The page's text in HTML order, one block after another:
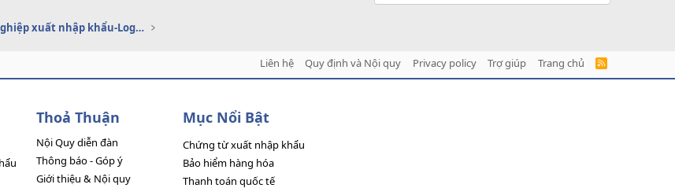
Dịch vụ doanh nghiệp xuất nhập khẩu-Logistics
Liên hệ Quy định và Nội quy Privacy policy Trợ giúp Trang chủ
R
Thoả Thuận
Nội Quy diễn đàn
Thông báo - Góp ý
Giới thiệu & Nội quy
Mục Nổi Bật
Chứng từ xuất nhập khẩu
Bảo hiểm hàng hóa
Thanh toán quốc tế